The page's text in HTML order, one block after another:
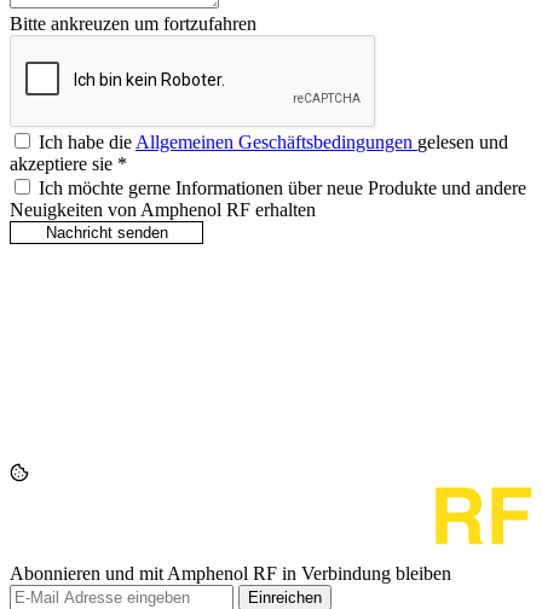
Bitte ankreuzen um fortzufahren
Ich habe dieAllgemeinen Geschäftsbedingungen gelesen und
akzeptiere sie *
Ich möchte gerne Informationen über neue Produkte und andere
Neuigkeiten von Amphenol RF erhalten
Abonnieren und mit Amphenol RF in Verbindung bleiben
Einreichen